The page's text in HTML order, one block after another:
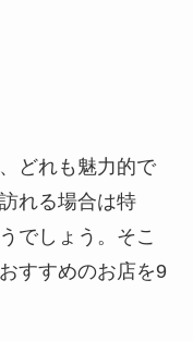
どれも魅力的で
れる場合は特
でしょう。そこ
すすめのお店を9